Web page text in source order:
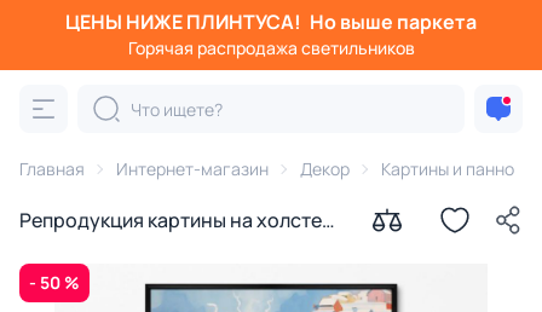
ЦЕНЫ НИЖЕ ПЛИНТУСА! Но выше паркета
Горячая распродажа светильников
Главная Интернет-магазин Декор Картины и панно
Репродукция картины на холсте
- 50 %